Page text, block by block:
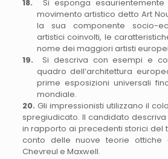
18. Si esponga
movimento artistico detto Art
la sua componente socio-
artistici coinvolti, le
nome dei maggiori artisti
19. Si descriva con esempi e
quadro dell’architettura
prime esposizioni universali
mondiale.
20. Gli impressionisti utilizzano il
spregiudicato. Il candidato
in rapporto ai precedenti storici del
conto delle nuove teorie ottiche
Chevreul e Maxwell.